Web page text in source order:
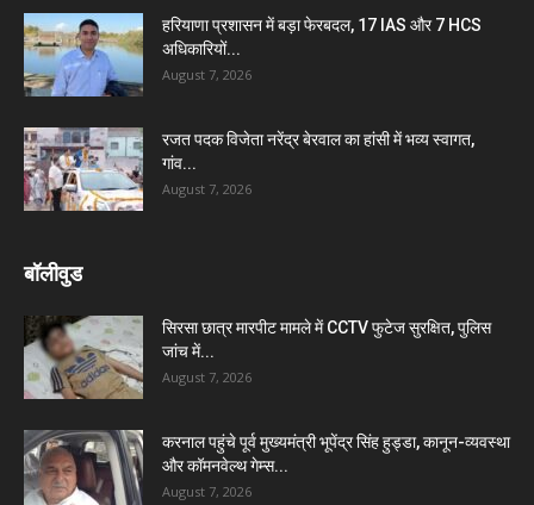
हरियाणा प्रशासन में बड़ा फेरबदल, 17 IAS और 7 HCS
अधिकारियों...
August 7, 2026
रजत पदक विजेता नरेंद्र बेरवाल का हांसी में भव्य स्वागत,
गांव...
August 7, 2026
बॉलीवुड
सिरसा छात्र मारपीट मामले में CCTV फुटेज सुरक्षित, पुलिस
जांच में...
August 7, 2026
करनाल पहुंचे पूर्व मुख्यमंत्री भूपेंद्र सिंह हुड्डा, कानून-व्यवस्था
और कॉमनवेल्थ गेम्स...
August 7, 2026